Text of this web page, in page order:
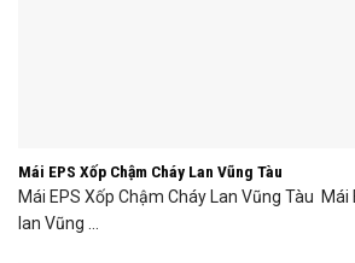
Mái EPS Xốp Chậm Cháy Lan Vũng Tàu
Mái EPS Xốp Chậm Cháy Lan Vũng Tàu
lan Vũng ...